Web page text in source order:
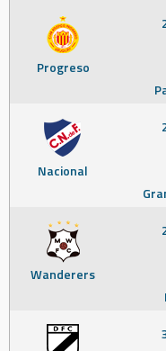
Progreso
Nacional
Wanderers